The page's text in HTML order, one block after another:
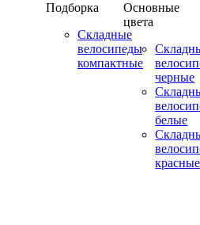
Подборка
Складные
велосипеды
компактные
Основные
цвета
черные
белые
красные